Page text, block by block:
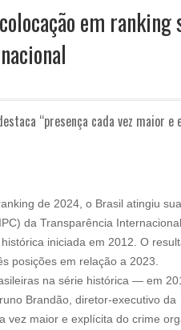
em ranking
“presença cada vez maior e
de 2024, o Brasil atingiu
da Transparência
iniciada em 2012. O
posições em relação a 2023.
na série histórica — em
Brandão, diretor-executivo da
vez maior e explícita do crime